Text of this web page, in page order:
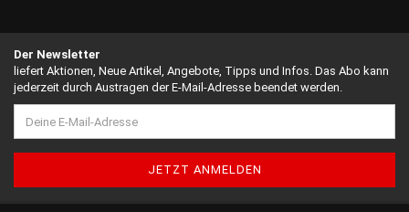
Der Newsletter
liefert Aktionen, Neue Artikel, Angebote, Tipps und Infos. Das Abo kann
jederzeit durch Austragen der E-Mail-Adresse beendet werden.